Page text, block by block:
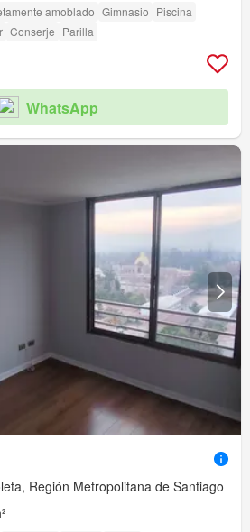
amoblado Gimnasio Piscina
Conserje Parilla
WhatsApp
Región Metropolitana de Santiago